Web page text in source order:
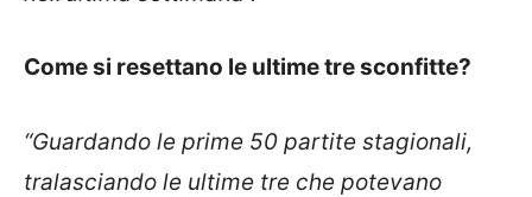
Come si resettano le ultime tre sconfitte?
“Guardando le prime 50 partite stagionali,
tralasciando le ultime tre che potevano